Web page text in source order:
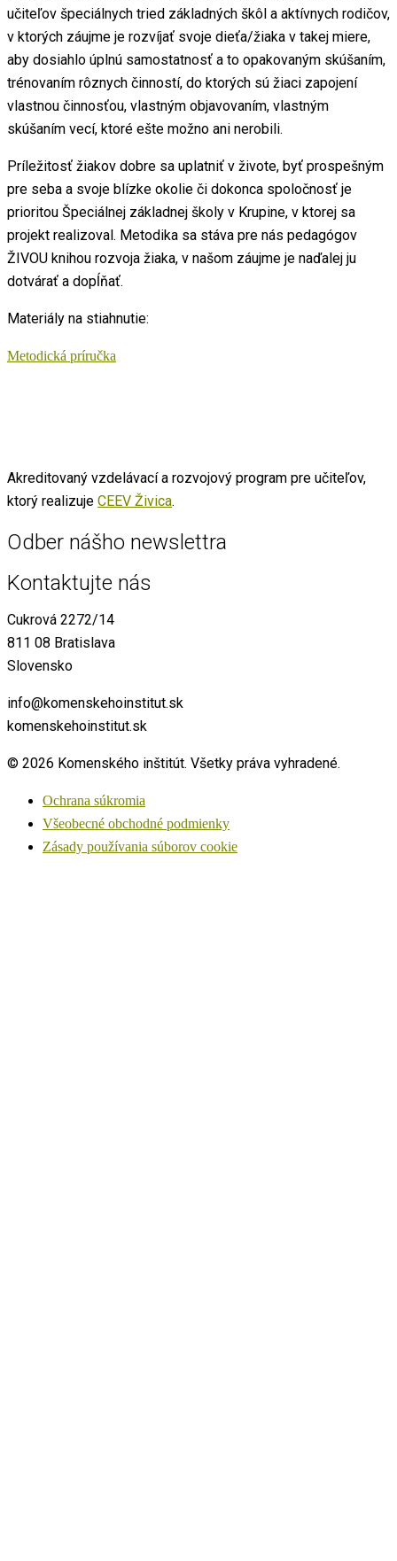
učiteľov špeciálnych tried základných škôl a aktívnych rodičov,
v ktorých záujme je rozvíjať svoje dieťa/žiaka v takej miere,
aby dosiahlo úplnú samostatnosť a to opakovaným skúšaním,
trénovaním rôznych činností, do ktorých sú žiaci zapojení
vlastnou činnosťou, vlastným objavovaním, vlastným
skúšaním vecí, ktoré ešte možno ani nerobili.
Príležitosť žiakov dobre sa uplatniť v živote, byť prospešným
pre seba a svoje blízke okolie či dokonca spoločnosť je
prioritou Špeciálnej základnej školy v Krupine, v ktorej sa
projekt realizoval. Metodika sa stáva pre nás pedagógov
ŽIVOU knihou rozvoja žiaka, v našom záujme je naďalej ju
dotvárať a dopĺňať.
Materiály na stiahnutie:
Metodická príručka
Akreditovaný vzdelávací a rozvojový program pre učiteľov,
ktorý realizuje CEEV Živica.
Odber nášho newslettra
Kontaktujte nás
Cukrová 2272/14
811 08 Bratislava
Slovensko
info@komenskehoinstitut.sk
komenskehoinstitut.sk
© 2026 Komenského inštitút. Všetky práva vyhradené.
Ochrana súkromia
Všeobecné obchodné podmienky
Zásady používania súborov cookie